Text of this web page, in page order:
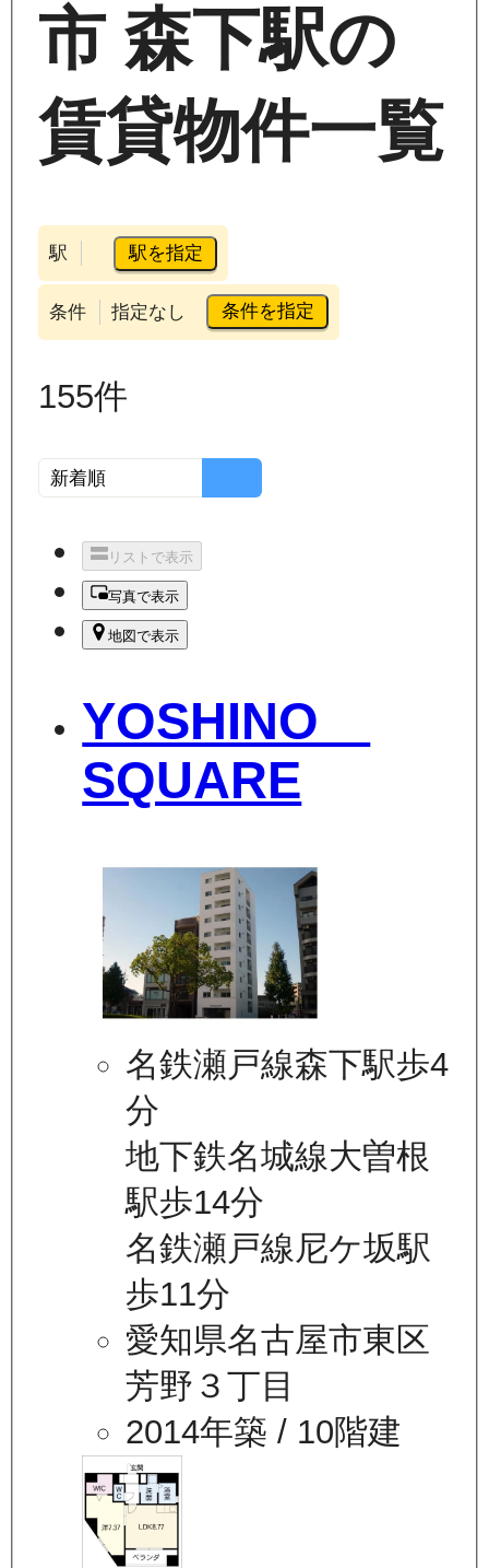
市 森下駅の
賃貸物件一覧
駅 駅を指定
条件 指定なし 条件を指定
155件
リストで表示
写真で表示
地図で表示
YOSHINO
SQUARE
名鉄瀬戸線森下駅歩4
分
地下鉄名城線大曽根
駅歩14分
名鉄瀬戸線尼ケ坂駅
歩11分
愛知県名古屋市東区
芳野３丁目
2014年築 / 10階建